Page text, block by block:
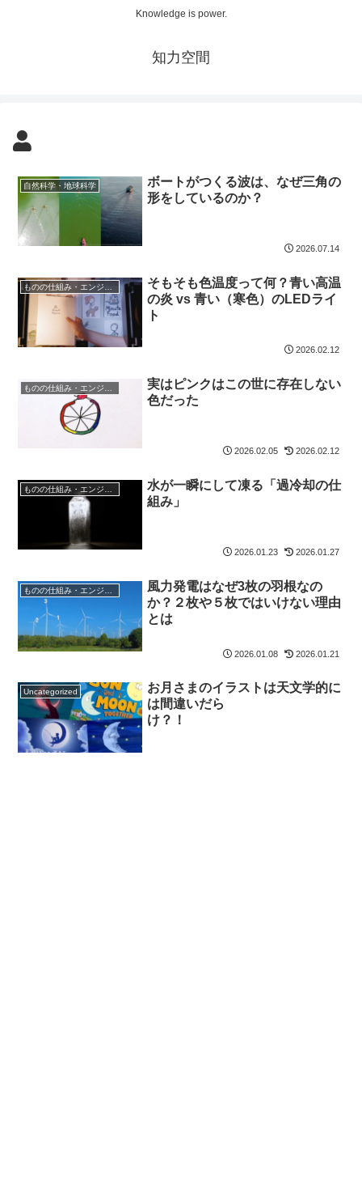
Knowledge is power.
知力空間
自然科学・地球科学
ボートがつくる波は、なぜ三角の
形をしているのか？
2026.07.14
そもそも色温度って何？青い高温
の炎 vs 青い（寒色）のLEDライ
ト
2026.02.12
実はピンクはこの世に存在しない
色だった
2026.02.05 2026.02.12
水が一瞬にして凍る「過冷却の仕
組み」
2026.01.23 2026.01.27
ものの仕組み・エンジニア
風力発電はなぜ3枚の羽根なの
か？２枚や５枚ではいけない理由
とは
2026.01.08 2026.01.21
Uncategorized
お月さまのイラストは天文学的に
は間違いだら
け？！